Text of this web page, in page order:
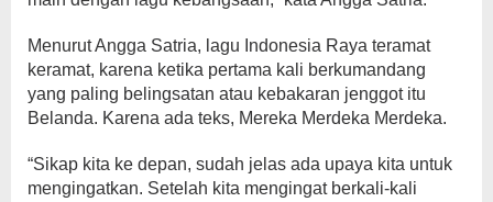
Menurut Angga Satria, lagu Indonesia Raya teramat
keramat, karena ketika pertama kali berkumandang
yang paling belingsatan atau kebakaran jenggot itu
Belanda. Karena ada teks, Mereka Merdeka Merdeka.
“Sikap kita ke depan, sudah jelas ada upaya kita untuk
mengingatkan. Setelah kita mengingat berkali-kali